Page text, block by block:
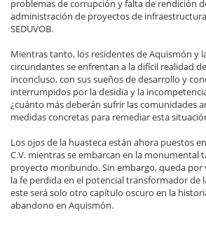
problemas de corrupción y falta de rendición
administración de proyectos de
SEDUVOB.
Mientras tanto, los residentes de Aquismón y
circundantes se enfrentan a la difícil realidad
inconcluso, con sus sueños de desarrollo y
interrumpidos por la desidia y la
¿cuánto más deberán sufrir las comunidades
medidas concretas para remediar esta
Los ojos de la huasteca están ahora puestos
C.V. mientras se embarcan en la monumental
proyecto moribundo. Sin embargo, queda por
la fe perdida en el potencial transformador de
este será solo otro capítulo oscuro en la
abandono en Aquismón.